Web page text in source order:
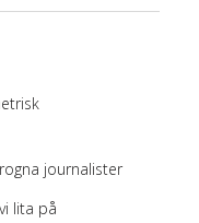
journalister
lita på